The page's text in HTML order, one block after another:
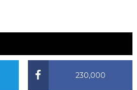
230,000